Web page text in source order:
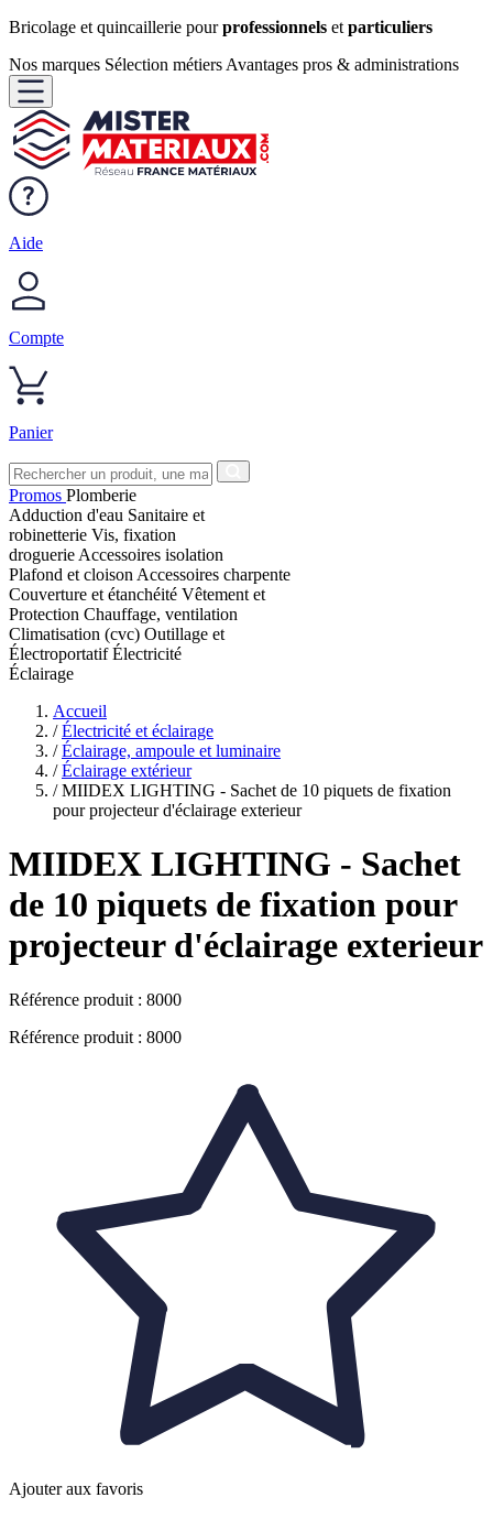
Bricolage et quincaillerie pourprofessionnels et particuliers
Nos marques Sélection métiers Avantages pros & administrations
Aide
Compte
Panier
Promos Plomberie
Adduction d'eau Sanitaire et
robinetterie Vis, fixation
droguerie Accessoires isolation
Plafond et cloison Accessoires charpente
Couverture et étanchéité Vêtement et
Protection Chauffage, ventilation
Climatisation (cvc) Outillage et
ÉlectroportatifÉlectricité
Éclairage
Accueil
/ Électricité et éclairage
/ Éclairage, ampoule et luminaire
/ Éclairage extérieur
/ MIIDEX LIGHTING - Sachet de 10 piquets de fixation
pour projecteur d'éclairage exterieur
MIIDEX LIGHTING - Sachet
de 10 piquets de fixation pour
projecteur d'éclairage exterieur
Référence produit : 8000
Référence produit : 8000
Ajouter aux favoris